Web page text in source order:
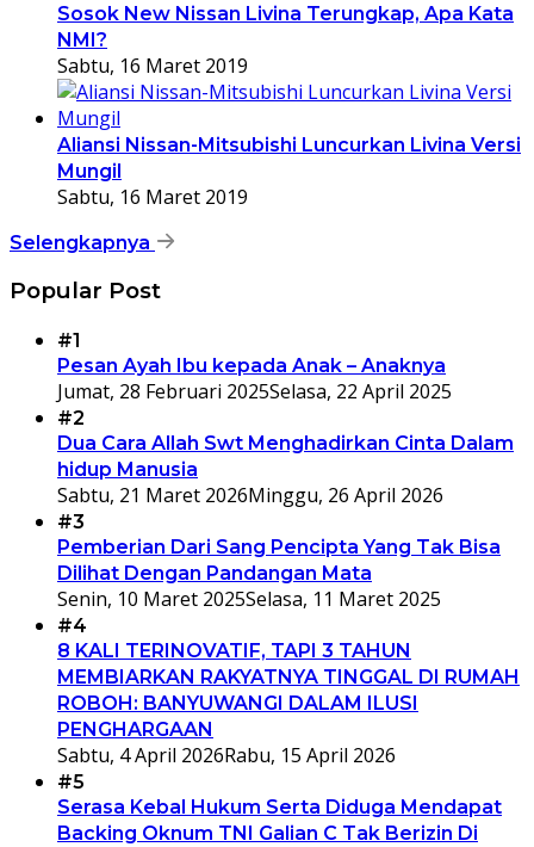
Sosok New Nissan Livina Terungkap, Apa Kata
NMI?
Sabtu, 16 Maret 2019
Aliansi Nissan-Mitsubishi Luncurkan Livina Versi
Mungil
Sabtu, 16 Maret 2019
Selengkapnya
Popular Post
#1
Pesan Ayah Ibu kepada Anak – Anaknya
Jumat, 28 Februari 2025Selasa, 22 April 2025
#2
Dua Cara Allah Swt Menghadirkan Cinta Dalam
hidup Manusia
Sabtu, 21 Maret 2026Minggu, 26 April 2026
#3
Pemberian Dari Sang Pencipta Yang Tak Bisa
Dilihat Dengan Pandangan Mata
Senin, 10 Maret 2025Selasa, 11 Maret 2025
#4
8 KALI TERINOVATIF, TAPI 3 TAHUN
MEMBIARKAN RAKYATNYA TINGGAL DI RUMAH
ROBOH: BANYUWANGI DALAM ILUSI
PENGHARGAAN
Sabtu, 4 April 2026Rabu, 15 April 2026
#5
Serasa Kebal Hukum Serta Diduga Mendapat
Backing Oknum TNI Galian C Tak Berizin Di